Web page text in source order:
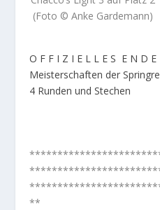
(Foto © Anke Gardemann)
O F F I Z I E L L E S E N D
Meisterschaften der
4 Runden und Stechen
**